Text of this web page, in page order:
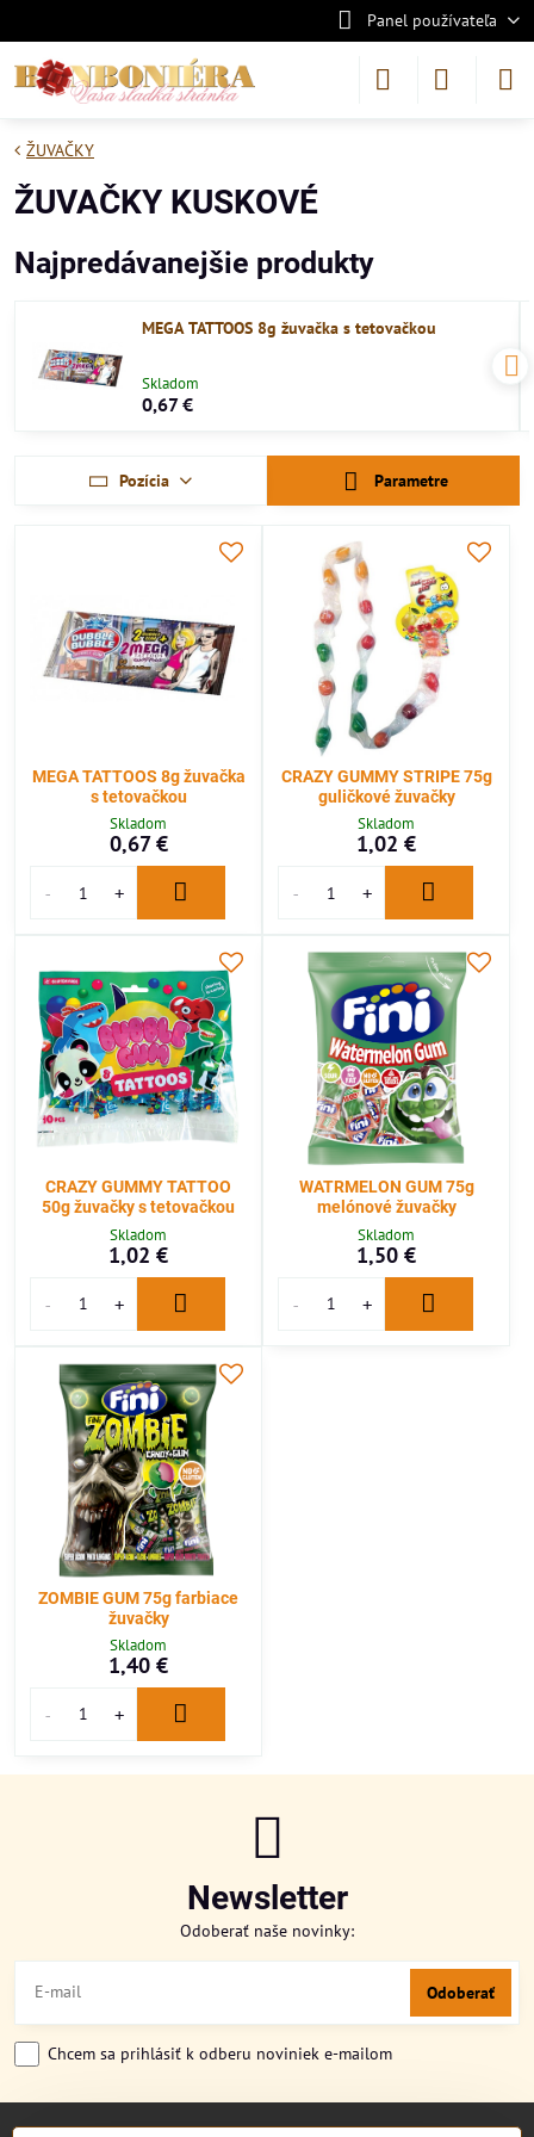
Panel používateľa
ŽUVAČKY
ŽUVAČKY KUSKOVÉ
Najpredávanejšie produkty
MEGA TATTOOS 8g žuvačka s tetovačkou
Skladom
0,67 €
Pozícia Parametre
MEGA TATTOOS 8g žuvačka
s tetovačkou
Skladom
0,67 €
CRAZY GUMMY STRIPE 75g
guličkové žuvačky
Skladom
1,02 €
CRAZY GUMMY TATTOO
50g žuvačky s tetovačkou
Skladom
1,02 €
WATRMELON GUM 75g
melónové žuvačky
Skladom
1,50 €
ZOMBIE GUM 75g farbiace
žuvačky
Skladom
1,40 €
Newsletter
Odoberať naše novinky:
Odoberať
Chcem sa prihlásiť k odberu noviniek e-mailom